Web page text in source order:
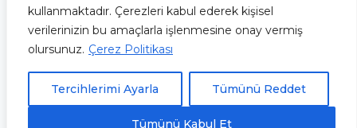
kullanmaktadır. Çerezleri kabul ederek kişisel
verilerinizin bu amaçlarla işlenmesine onay vermiş
olursunuz. Çerez Politikası
Tercihlerimi Ayarla Tümünü Reddet
Tümünü Kabul Et
Bu internet sitesinin içeriği ve uygulamaları, sadece
bilgilendirme ve eğitim amaçlı olup, herhangi bir şekilde tıbbi
öneri verme veya herhangi bir danışan sağlama amacı ile
oluşturulmamıştır. Sitemizde yer alan alıntı ve görüşler açıkça
belirtilmediği takdirde resmi görüşlerini yansıtmamaktadır.